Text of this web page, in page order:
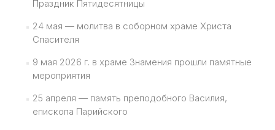
Праздник Пятидесятницы
24 мая — молитва в соборном храме Христа
Спасителя
9 мая 2026 г. в храме Знамения прошли памятные
мероприятия
25 апреля — память преподобного Василия,
епископа Парийского